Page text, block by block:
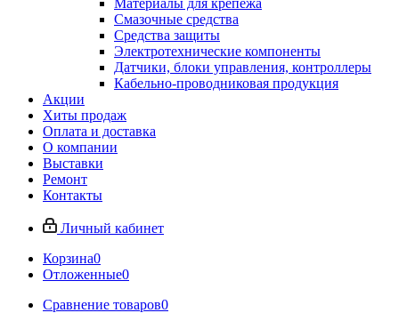
Материалы для крепежа
Смазочные средства
Средства защиты
Электротехнические компоненты
Датчики, блоки управления, контроллеры
Кабельно-проводниковая продукция
Акции
Хиты продаж
Оплата и доставка
О компании
Выставки
Ремонт
Контакты
Личный кабинет
Корзина0
Отложенные0
Сравнение товаров0